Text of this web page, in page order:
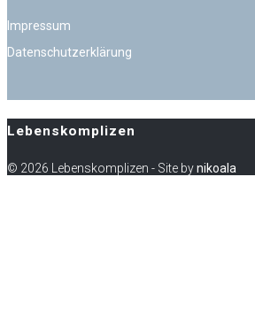
Impressum
Datenschutzerklärung
Lebenskomplizen
© 2026 Lebenskomplizen - Site bynikoala